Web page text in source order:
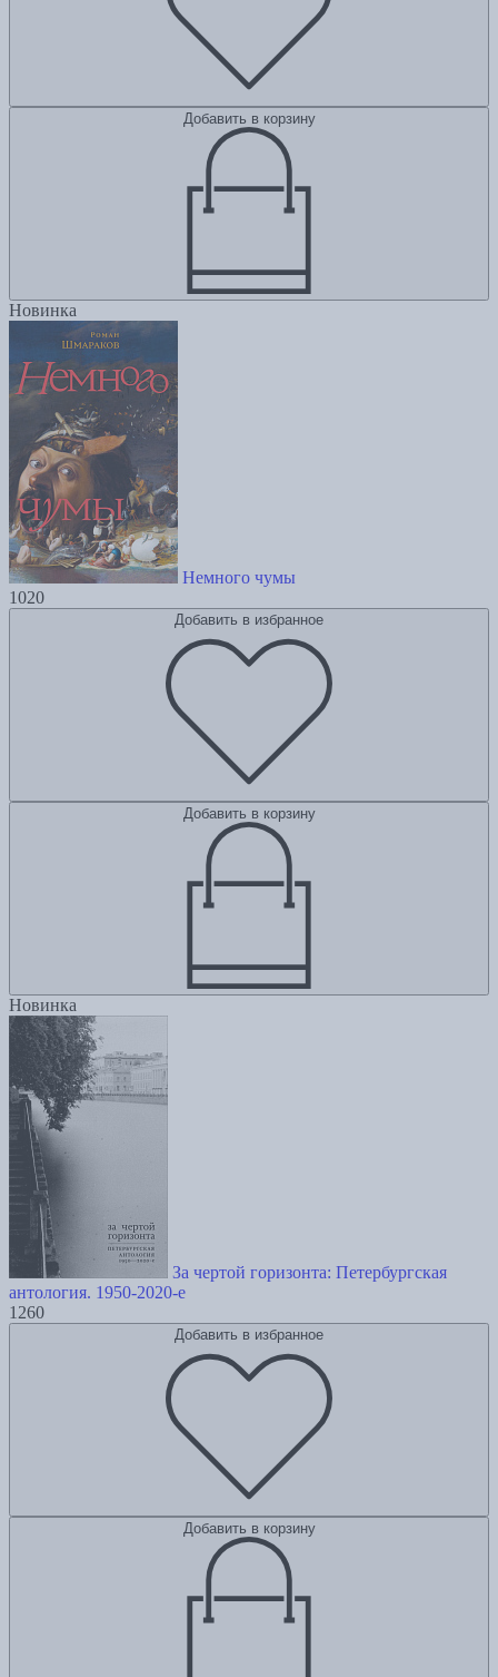
Добавить в корзину
Новинка
Немного чумы
1020
Добавить в избранное
Добавить в корзину
Новинка
За чертой горизонта: Петербургская
антология. 1950-2020-е
1260
Добавить в избранное
Добавить в корзину